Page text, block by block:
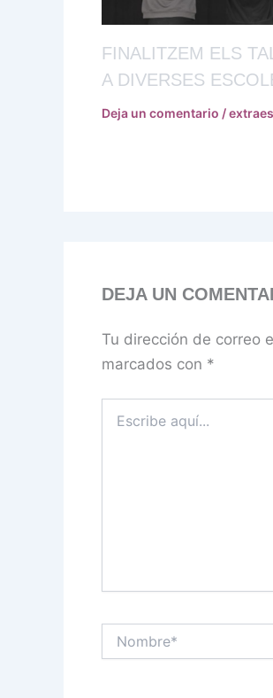
FINALITZEM ELS
A DIVERSES
Deja un comentario /
DEJA UN
Tu dirección de correo
marcados con *
aquí...